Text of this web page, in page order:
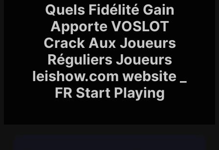
h
Quels Fidélité Gain
Apporte VOSLOT
Crack Aux Joueurs
Réguliers Joueurs
leishow.com website _
FR Start Playing